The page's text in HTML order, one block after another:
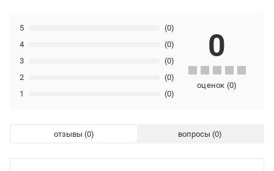
1 (0)
2 (0)
3 (0)
4 (0)
5 (0)
0
оценок (0)
отзывы вопросы